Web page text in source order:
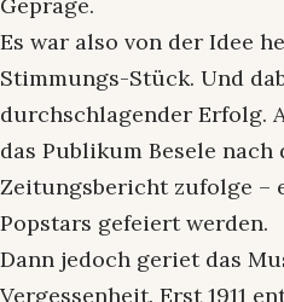
Es war also von der Idee
Stimmungs-Stück. Und
durchschlagender Erfolg.
das Publikum Besele
Zeitungsbericht zufolge –
Popstars gefeiert werden.
Dann jedoch geriet das
Vergessenheit. Erst 1911